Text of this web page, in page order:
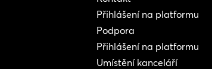
Přihlášení na platformu
Podpora
Přihlášení na platformu
Umístění kanceláří